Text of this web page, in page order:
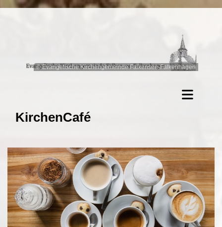
© Evangelische Kirchengemeinde Falkensee-Falkenhagen
KirchenCafé